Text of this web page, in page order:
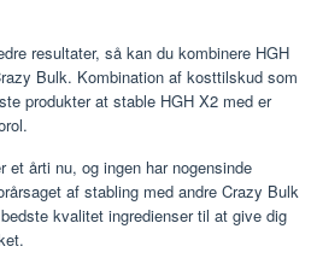
resultater, så kan du kombinere HGH
Bulk. Kombination af kosttilskud som
produkter at stable HGH X2 med er
et årti nu, og ingen har nogensinde
af stabling med andre Crazy Bulk
kvalitet ingredienser til at give dig